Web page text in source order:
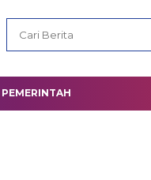
PEMERINTAH